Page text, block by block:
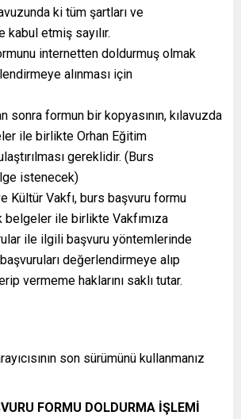
ki tüm şartları ve
etmiş sayılır.
internetten doldurmuş olmak
alınması için
sonra formun bir kopyasının, kılavuzda
ile birlikte Orhan Eğitim
gereklidir. (Burs
istenecek)
Kültür Vakfı, burs başvuru formu
belgeler ile birlikte Vakfımıza
ile ilgili başvuru yöntemlerinde
değerlendirmeye alıp
vermeme haklarını saklı tutar.
son sürümünü kullanmanız
FORMU DOLDURMA İŞLEMİ